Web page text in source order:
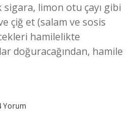
limon otu çayı gibi
çiğ et (salam ve sosis
hamilelikte
doğuracağından, hamile
Yorum